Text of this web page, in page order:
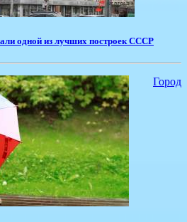
одной из лучших построек СССР
Город